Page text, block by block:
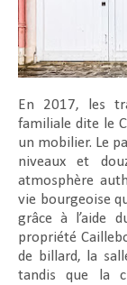
En 2017, les
familiale dite le
un mobilier. Le
niveaux et
atmosphère
vie bourgeoise
grâce à l’aide
propriété
de billard, la
tandis que la